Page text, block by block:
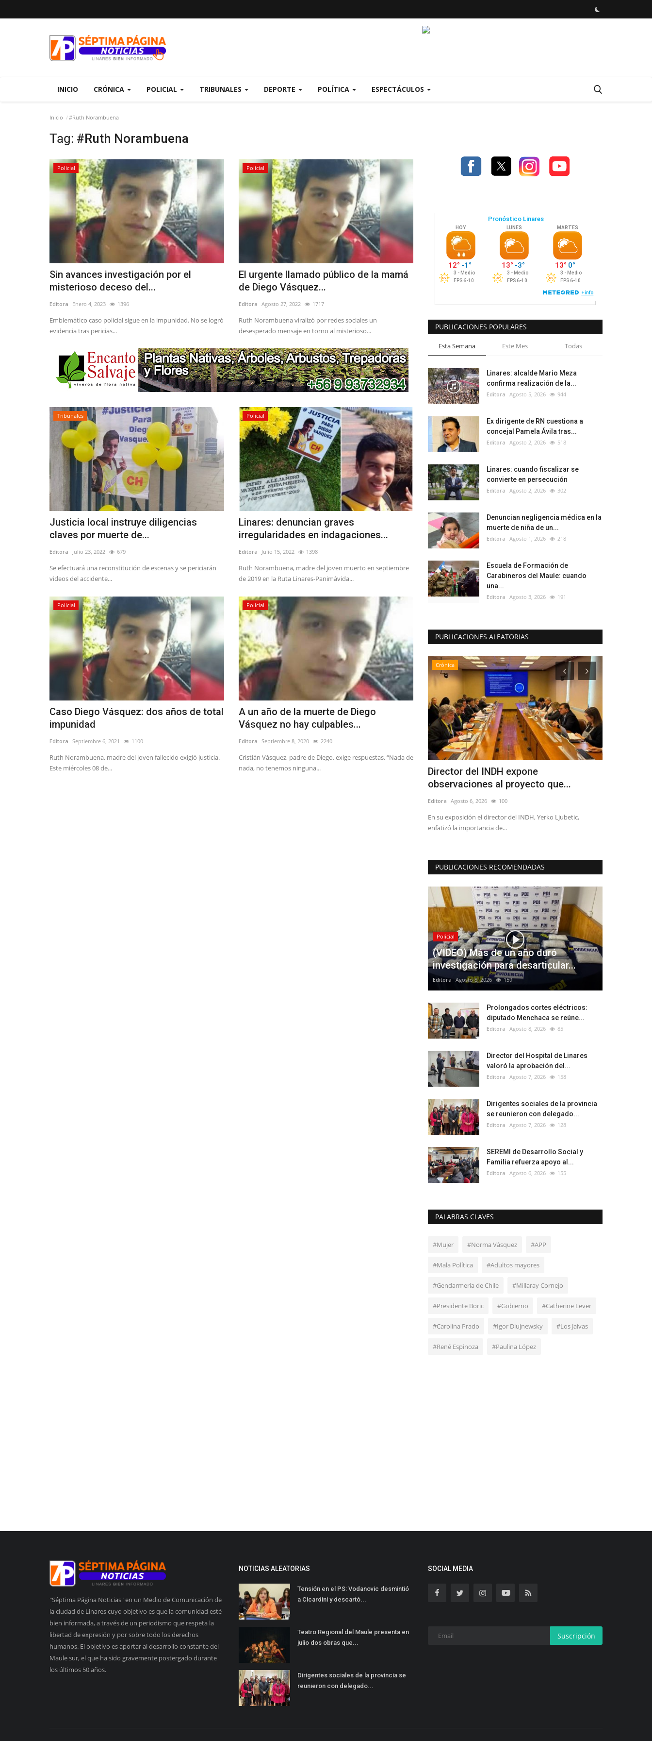
INICIO CRÓNICA POLICIAL TRIBUNALES DEPORTE POLÍTICA ESPECTÁCULOS
Inicio #Ruth Norambuena
Tag: #Ruth Norambuena
Policial
Sin avances investigación por el
misterioso deceso del...
Editora Enero 4, 2023 1396
Emblemático caso policial sigue en la impunidad. No se logró
evidencia tras pericias...
Policial
El urgente llamado público de la mamá
de Diego Vásquez...
Editora Agosto 27, 2022 1717
Ruth Norambuena viralizó por redes sociales un
desesperado mensaje en torno al misterioso...
Tribunales
Justicia local instruye diligencias
claves por muerte de...
Editora Julio 23, 2022 679
Se efectuará una reconstitución de escenas y se periciarán
videos del accidente...
Policial
Linares: denuncian graves
irregularidades en indagaciones...
Editora Julio 15, 2022 1398
Ruth Norambuena, madre del joven muerto en septiembre
de 2019 en la Ruta Linares-Panimávida...
Policial
Caso Diego Vásquez: dos años de total
impunidad
Editora Septiembre 6, 2021 1100
Ruth Norambuena, madre del joven fallecido exigió justicia.
Este miércoles 08 de...
Policial
A un año de la muerte de Diego
Vásquez no hay culpables...
Editora Septiembre 8, 2020 2240
Cristián Vásquez, padre de Diego, exige respuestas. “Nada de
nada, no tenemos ninguna...
PUBLICACIONES POPULARES
Esta Semana Este Mes Todas
Linares: alcalde Mario Meza
confirma realización de la...
Editora Agosto 5, 2026 944
Ex dirigente de RN cuestiona a
concejal Pamela Ávila tras...
Editora Agosto 2, 2026 518
Linares: cuando fiscalizar se
convierte en persecución
Editora Agosto 2, 2026 302
Denuncian negligencia médica en la
muerte de niña de un...
Editora Agosto 1, 2026 218
Escuela de Formación de
Carabineros del Maule: cuando
una...
Editora Agosto 3, 2026 191
PUBLICACIONES ALEATORIAS
Tribunales
Linares: arresto domiciliario total y
Espectáculos
Llega el Tomo IV de las “Las Crónicas
Crónica
Director del INDH expone
observaciones al proyecto que...
Editora Agosto 6, 2026 100
En su exposición el director del INDH, Yerko Ljubetic,
enfatizó la importancia de...
PUBLICACIONES RECOMENDADAS
Policial
(VIDEO) Más de un año duró
investigación para desarticular...
Editora Agosto 8, 2026 159
Prolongados cortes eléctricos:
diputado Menchaca se reúne...
Editora Agosto 8, 2026 85
Director del Hospital de Linares
valoró la aprobación del...
Editora Agosto 7, 2026 158
Dirigentes sociales de la provincia
se reunieron con delegado...
Editora Agosto 7, 2026 128
SEREMI de Desarrollo Social y
Familia refuerza apoyo al...
Editora Agosto 6, 2026 155
PALABRAS CLAVES
#Mujer #Norma Vásquez #APP
#Mala Política #Adultos mayores
#Gendarmería de Chile #Millaray Cornejo
#Presidente Boric #Gobierno #Catherine Lever
#Carolina Prado #Igor Dlujnewsky #Los Jaivas
#René Espinoza #Paulina López
"Séptima Página Noticias" en un Medio de Comunicación de
la ciudad de Linares cuyo objetivo es que la comunidad esté
bien informada, a través de un periodismo que respeta la
libertad de expresión y por sobre todo los derechos
humanos. El objetivo es aportar al desarrollo constante del
Maule sur, el que ha sido gravemente postergado durante
los últimos 50 años.
NOTICIAS ALEATORIAS
Tensión en el PS: Vodanovic desmintió
a Cicardini y descartó...
Teatro Regional del Maule presenta en
julio dos obras que...
Dirigentes sociales de la provincia se
reunieron con delegado...
SOCIAL MEDIA
Suscripción